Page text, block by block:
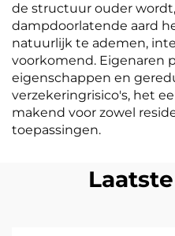
de structuur ouder
dampdoorlatende aard
natuurlijk te ademen,
voorkomend. Eigenaren
eigenschappen en
verzekeringrisico's, het
makend voor zowel
toepassingen.